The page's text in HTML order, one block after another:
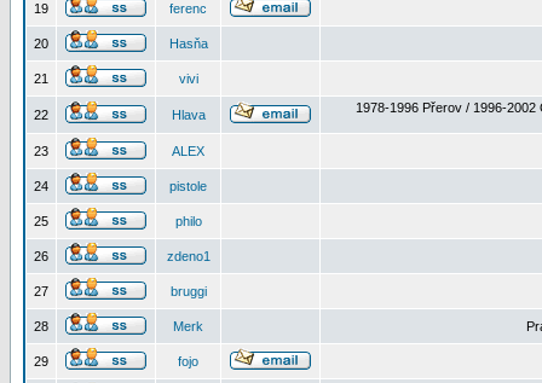
19 ferenc
20 Hasňa
21 vivi
22 Hlava 1978-1996 Přerov / 1996-2002
23 ALEX
24 pistole
25 philo
26 zdeno1
27 bruggi
28 Merk
29 fojo